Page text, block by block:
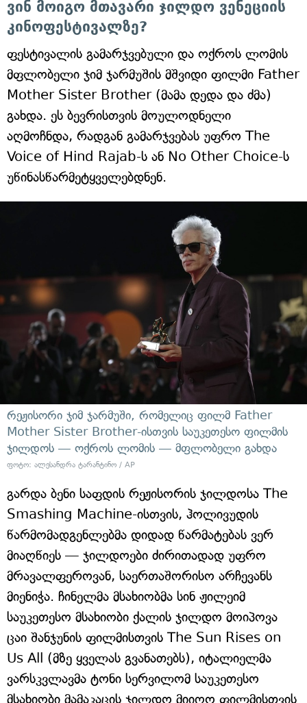
ვინ მოიგო მთავარი ჯილდო ვენეციის
კინოფესტივალზე?
ფესტივალის გამარჯვებული და ოქროს ლომის
მფლობელი ჯიმ ჯარმუშის მშვიდი ფილმი Father
Mother Sister Brother (მამა დედა და ძმა)
გახდა. ეს ბევრისთვის მოულოდნელი
აღმოჩნდა, რადგან გამარჯვებას უფრო The
Voice of Hind Rajab-ს ან No Other Choice-ს
უწინასწარმეტყველებდნენ.
რეჟისორი ჯიმ ჯარმუში, რომელიც ფილმ Father
Mother Sister Brother-ისთვის საუკეთესო ფილმის
ჯილდოს — ოქროს ლომის — მფლობელი გახდა
ფოტო: ალესანდრა ტარანტინო / AP
გარდა ბენი საფდის რეჟისორის ჯილდოსა The
Smashing Machine-ისთვის, ჰოლივუდის
წარმომადგენლებმა დიდად წარმატებას ვერ
მიაღწიეს — ჯილდოები ძირითადად უფრო
მრავალფეროვან, საერთაშორისო არჩევანს
მიენიჭა. ჩინელმა მსახიობმა სინ ჟილეიმ
საუკეთესო მსახიობი ქალის ჯილდო მოიპოვა
ცაი შანჯუნის ფილმისთვის The Sun Rises on
Us All (მზე ყველას გვანათებს), იტალიელმა
ვარსკვლავმა ტონი სერვილომ საუკეთესო
მსახიობი მამაკაცის ჯილდო მიიღო ფილმისთვის